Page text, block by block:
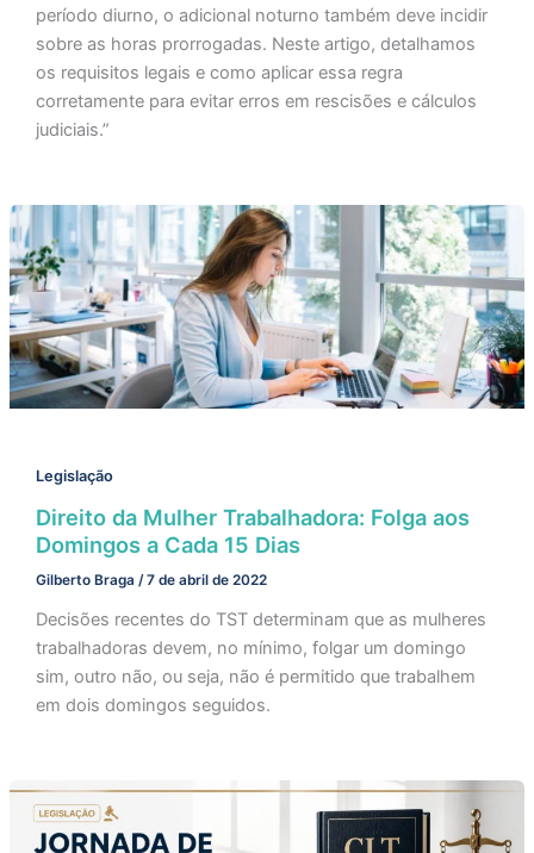
período diurno, o adicional noturno também deve incidir
sobre as horas prorrogadas. Neste artigo, detalhamos
os requisitos legais e como aplicar essa regra
corretamente para evitar erros em rescisões e cálculos
judiciais.”
Legislação
Direito da Mulher Trabalhadora: Folga aos
Domingos a Cada 15 Dias
Gilberto Braga /7 de abril de 2022
Decisões recentes do TST determinam que as mulheres
trabalhadoras devem, no mínimo, folgar um domingo
sim, outro não, ou seja, não é permitido que trabalhem
em dois domingos seguidos.